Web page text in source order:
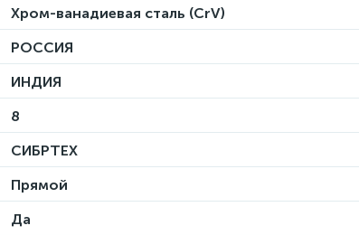
Хром-ванадиевая сталь (CrV)
РОССИЯ
ИНДИЯ
8
СИБРТЕХ
Прямой
Да